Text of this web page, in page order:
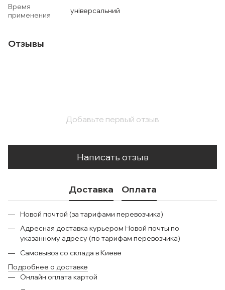
Время
применения
універсальний
Отзывы
Добавьте первый отзыв
Написать отзыв
Доставка Оплата
Новой почтой (за тарифами перевозчика)
Адресная доставка курьером Новой почты по
указанному адресу (по тарифам перевозчика)
Самовывоз со склада в Киеве
Подробнее о доставке
Онлайн оплата картой